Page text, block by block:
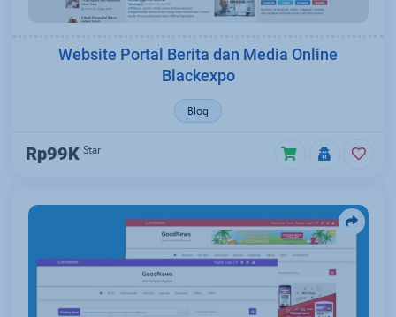
Website Portal Berita dan Media Online
Blackexpo
Blog
Rp99K Star